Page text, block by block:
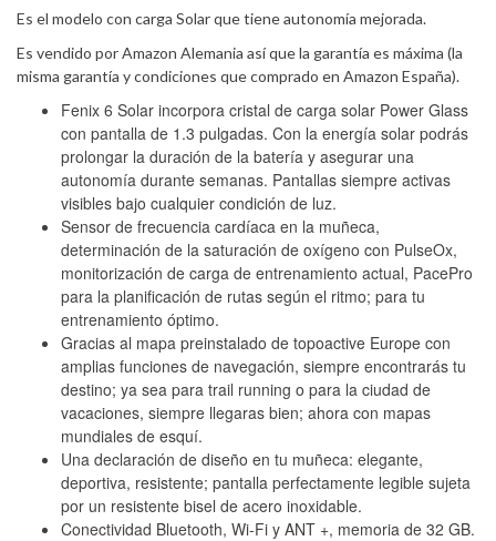
Es el modelo con carga Solar que tiene autonomía mejorada.
Es vendido por Amazon Alemania así que la garantía es máxima (la
misma garantía y condiciones que comprado en Amazon España).
Fenix 6 Solar incorpora cristal de carga solar Power Glass
con pantalla de 1.3 pulgadas. Con la energía solar podrás
prolongar la duración de la batería y asegurar una
autonomía durante semanas. Pantallas siempre activas
visibles bajo cualquier condición de luz.
Sensor de frecuencia cardíaca en la muñeca,
determinación de la saturación de oxígeno con PulseOx,
monitorización de carga de entrenamiento actual, PacePro
para la planificación de rutas según el ritmo; para tu
entrenamiento óptimo.
Gracias al mapa preinstalado de topoactive Europe con
amplias funciones de navegación, siempre encontrarás tu
destino; ya sea para trail running o para la ciudad de
vacaciones, siempre llegaras bien; ahora con mapas
mundiales de esquí.
Una declaración de diseño en tu muñeca: elegante,
deportiva, resistente; pantalla perfectamente legible sujeta
por un resistente bisel de acero inoxidable.
Conectividad Bluetooth, Wi-Fi y ANT +, memoria de 32 GB.